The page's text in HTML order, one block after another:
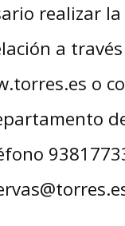
realizar la
a
o